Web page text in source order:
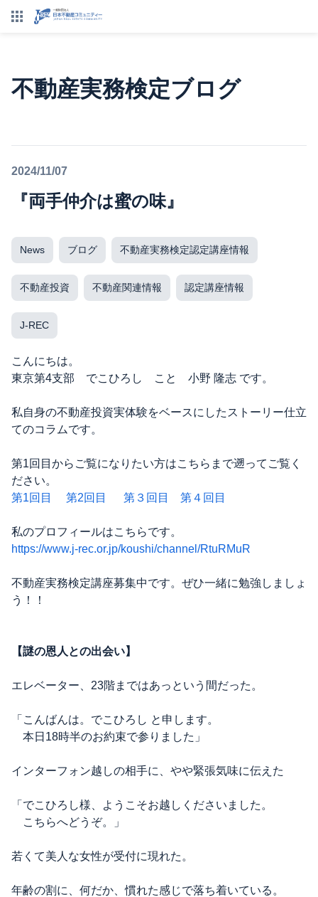
不動産実務検定ブログ
2024/11/07
『両手仲介は蜜の味』
News ブログ 不動産実務検定認定講座情報
不動産投資 不動産関連情報 認定講座情報
J-REC
こんにちは。
東京第4支部 でこひろし こと 小野 隆志 です。
私自身の不動産投資実体験をベースにしたストーリー仕立
てのコラムです。
第1回目からご覧になりたい方はこちらまで遡ってご覧く
ださい。
第1回目
第2回目 第３回目 第４回目
私のプロフィールはこちらです。
https://www.j-rec.or.jp/koushi/channel/RtuRMuR
不動産実務検定講座募集中です。ぜひ一緒に勉強しましょ
う！！
【謎の恩人との出会い】
エレベーター、23階まではあっという間だった。
「こんばんは。でこひろし と申します。
本日18時半のお約束で参りました」
インターフォン越しの相手に、やや緊張気味に伝えた
「でこひろし様、ようこそお越しくださいました。
こちらへどうぞ。」
若くて美人な女性が受付に現れた。
年齢の割に、何だか、慣れた感じで落ち着いている。